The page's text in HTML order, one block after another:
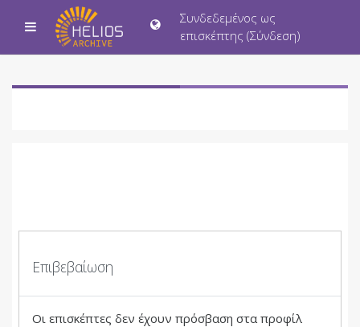
Μετάβαση στο κεντρικό περιεχόμενο
Πλευρικός πίνακας
Συνδεδεμένος ως
επισκέπτης (Σύνδεση)
Επιβεβαίωση
Οι επισκέπτες δεν έχουν πρόσβαση στα προφίλ